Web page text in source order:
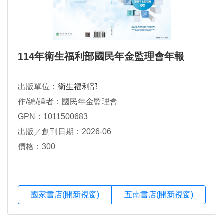
114年衛生福利部國民年金監理會年報
出版單位： 衛生福利部
作/編/譯者：國民年金監理會
GPN：1011500683
出版／創刊日期：2026-06
價格：300
國家書店(開新視窗) 五南書店(開新視窗)